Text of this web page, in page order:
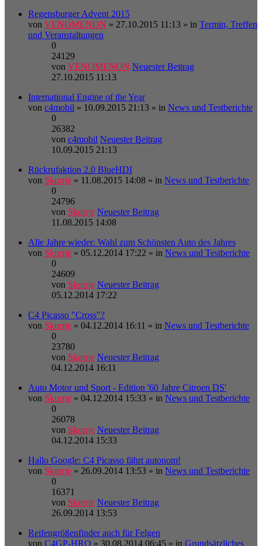
Regensburger Advent 2015
von VENOMENON » 27.10.2015 11:13 » in Termin, Treffen
und Veranstaltungen
0
24129
von VENOMENON Neuester Beitrag
27.10.2015 11:13
International Engine of the Year
von c4mobil » 10.09.2015 21:13 » in News und Testberichte
0
26382
von c4mobil Neuester Beitrag
10.09.2015 21:13
Rückrufaktion 2.0 BlueHDI
von Skorrje » 11.08.2015 14:08 » in News und Testberichte
0
24796
von Skorrje Neuester Beitrag
11.08.2015 14:08
Alle Jahre wieder: Wahl zum Schönsten Auto des Jahres
von Skorrje » 05.12.2014 17:22 » in News und Testberichte
0
24609
von Skorrje Neuester Beitrag
05.12.2014 17:22
C4 Picasso "Cross"?
von Skorrje » 04.12.2014 16:11 » in News und Testberichte
0
23780
von Skorrje Neuester Beitrag
04.12.2014 16:11
Auto Motor und Sport - Edition '60 Jahre Citroen DS'
von Skorrje » 04.12.2014 15:33 » in News und Testberichte
0
26078
von Skorrje Neuester Beitrag
04.12.2014 15:33
Hallo Google: C4 Picasso fährt autonom!
von Skorrje » 26.09.2014 13:53 » in News und Testberichte
0
16371
von Skorrje Neuester Beitrag
26.09.2014 13:53
Reifengrößenfinder auch für Felgen
von C4GP-HRO » 30.08.2014 06:45 » in Grundsätzliches